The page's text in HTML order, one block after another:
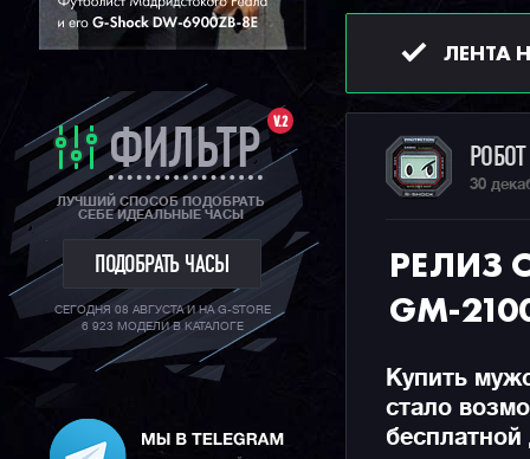
V.2
ФИЛЬТР
ЛУЧШИЙ СПОСОБ ПОДОБРАТЬ
СЕБЕ ИДЕАЛЬНЫЕ ЧАСЫ
ПОДОБРАТЬ ЧАСЫ
СЕГОДНЯ 08 АВГУСТА И НА G-STORE
6 923 МОДЕЛИ В КАТАЛОГЕ
ЛЕНТА
30
РЕЛИЗ
GM-
Купить
стало